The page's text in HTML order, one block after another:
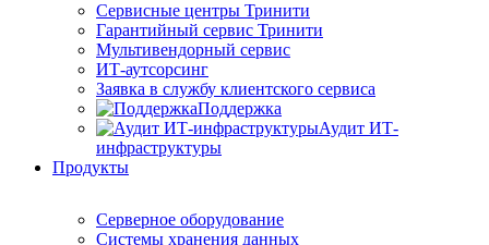
Сервисные центры Тринити
Гарантийный сервис Тринити
Мультивендорный сервис
ИТ-аутсорсинг
Заявка в службу клиентского сервиса
Поддержка
Аудит ИТ-
инфраструктуры
Продукты
Серверное оборудование
Системы хранения данных